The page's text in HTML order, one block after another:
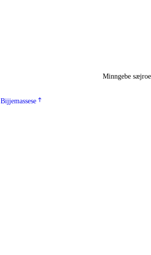
Minngebe sæjroe
Bijjemassese